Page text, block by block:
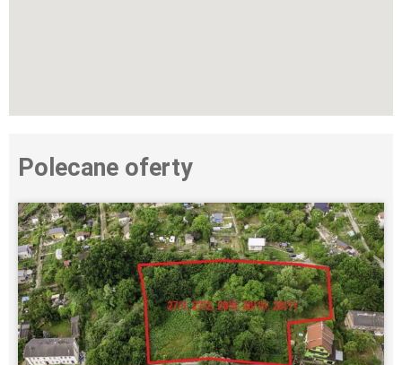
Polecane oferty